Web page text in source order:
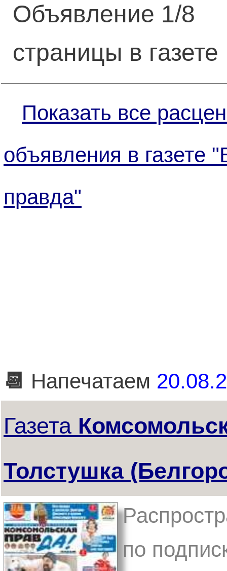
Объявление 1/8
страницы в газете
Показать все
объявления в газете
правда"
📆 Напечатаем
Газета
Толстушка
по